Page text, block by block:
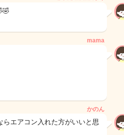
mama
かのん
エアコン入れた方がいいと思